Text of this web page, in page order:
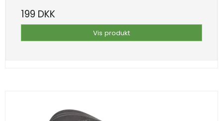
199 DKK
Vis produkt